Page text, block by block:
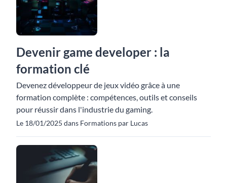
Devenir game developer : la
formation clé
Devenez développeur de jeux vidéo grâce à une
formation complète : compétences, outils et conseils
pour réussir dans l'industrie du gaming.
Le 18/01/2025 dans Formations par Lucas